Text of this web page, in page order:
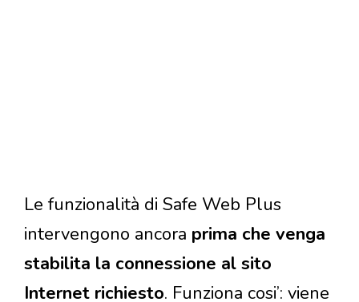
Le funzionalità di Safe Web Plus
intervengono ancora prima che venga
stabilita la connessione al sito
Internet richiesto. Funziona cosi’: viene